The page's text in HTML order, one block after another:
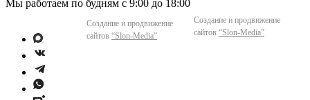
Мы работаем по будням с 9:00 до 18:00
Создание и продвижение
сайтов “Slon-Media”
Создание и продвижение
сайтов “Slon-Media”